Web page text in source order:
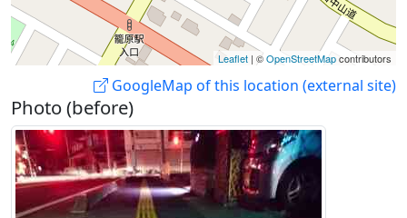
Leaflet | ©OpenStreetMapcontributors
GoogleMap of this location (external site)
Photo (before)